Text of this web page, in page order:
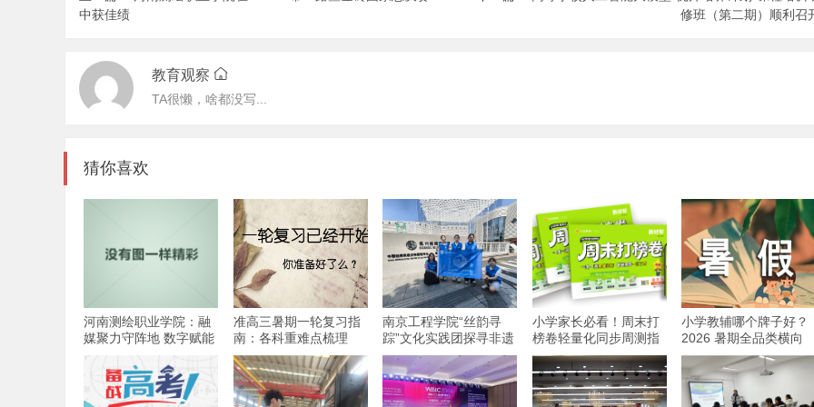
中获佳绩
修班（第二期）顺利召
教育观察
TA很懒，啥都没写...
猜你喜欢
河南测绘职业学院：融
媒聚力守阵地 数字赋能
育新人
准高三暑期一轮复习指
南：各科重难点梳理
南京工程学院“丝韵寻
踪”文化实践团探寻非遗
传承之路
小学家长必看！周末打
榜卷轻量化同步周测指
南
小学教辅哪个牌子好？
2026 暑期全品类横向
对比